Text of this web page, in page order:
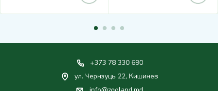
+373 78 330 690
ул. Чернэуць 22, Кишинев